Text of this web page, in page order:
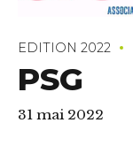
EDITION 2022
PSG
31 mai 2022